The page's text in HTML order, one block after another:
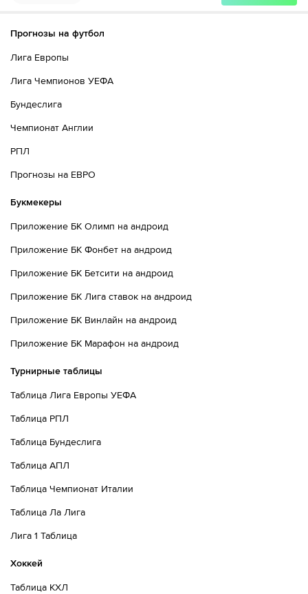
Прогнозы на футбол
Лига Европы
Лига Чемпионов УЕФА
Бундеслига
Чемпионат Англии
РПЛ
Прогнозы на ЕВРО
Букмекеры
Приложение БК Олимп на андроид
Приложение БК Фонбет на андроид
Приложение БК Бетсити на андроид
Приложение БК Лига ставок на андроид
Приложение БК Винлайн на андроид
Приложение БК Марафон на андроид
Турнирные таблицы
Таблица Лига Европы УЕФА
Таблица РПЛ
Таблица Бундеслига
Таблица АПЛ
Таблица Чемпионат Италии
Таблица Ла Лига
Лига 1 Таблица
Хоккей
Таблица КХЛ